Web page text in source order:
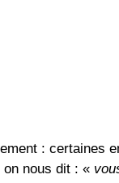
: certaines
nous dit : «